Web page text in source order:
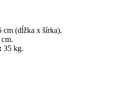
cm (dĺžka x šírka).
35 kg.